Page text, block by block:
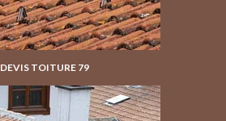
DEVIS TOITURE 79